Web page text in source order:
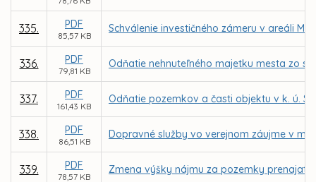
335. PDF
85,57 KB
Schválenie investičného zámeru v areáli MŠ
336. PDF
79,81 KB
Odňatie nehnuteľného majetku mesta zo
337. PDF
161,43 KB
Odňatie pozemkov a časti objektu v k. ú.
338. PDF
86,51 KB
Dopravné služby vo verejnom záujme v
339. PDF
78,57 KB
Zmena výšky nájmu za pozemky prenajaté